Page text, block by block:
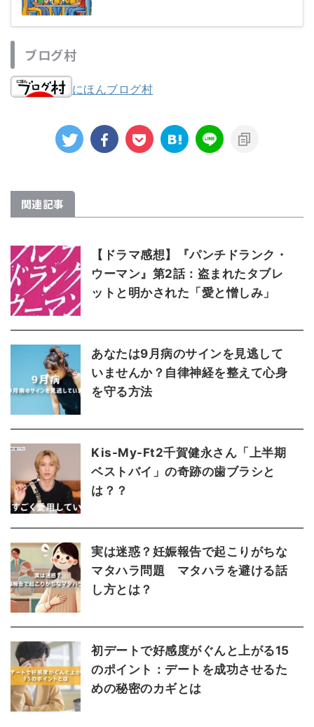
ブログ村
にほんブログ村
関連記事
【ドラマ感想】『パンチドランク・
ウーマン』第2話：盗まれたタブレ
ットと明かされた「愛と憎しみ」
あなたは9月病のサインを見逃して
いませんか？自律神経を整えて心身
を守る方法
Kis-My-Ft2千賀健永さん「上半期
ベストバイ」の奇跡の歯ブラシと
は？？
実は迷惑？妊娠報告で起こりがちな
マタハラ問題 マタハラを避ける話
し方とは？
初デートで好感度がぐんと上がる15
のポイント：デートを成功させるた
めの秘密のカギとは